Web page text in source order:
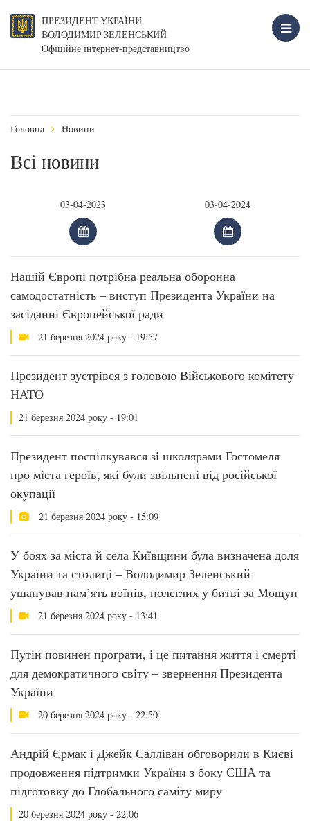
ПРЕЗИДЕНТ УКРАЇНИ
ВОЛОДИМИР ЗЕЛЕНСЬКИЙ
Офіційне інтернет-представництво
Головна Новини
Всі новини
Нашій Європі потрібна реальна оборонна
самодостатність – виступ Президента України на
засіданні Європейської ради
21 березня 2024 року - 19:57
Президент зустрівся з головою Військового комітету
НАТО
21 березня 2024 року - 19:01
Президент поспілкувався зі школярами Гостомеля
про міста героїв, які були звільнені від російської
окупації
21 березня 2024 року - 15:09
У боях за міста й села Київщини була визначена доля
України та столиці – Володимир Зеленський
ушанував пам’ять воїнів, полеглих у битві за Мощун
21 березня 2024 року - 13:41
Путін повинен програти, і це питання життя і смерті
для демократичного світу – звернення Президента
України
20 березня 2024 року - 22:50
Андрій Єрмак і Джейк Салліван обговорили в Києві
продовження підтримки України з боку США та
підготовку до Глобального саміту миру
20 березня 2024 року - 22:06